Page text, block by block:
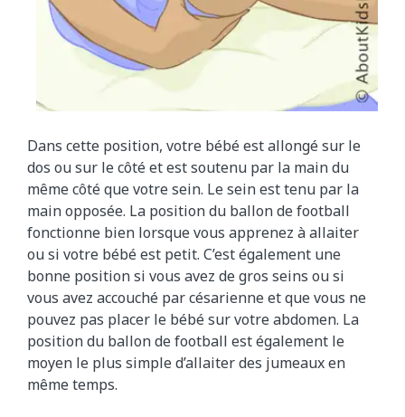
Dans cette position, votre bébé est allongé sur le
dos ou sur le côté et est soutenu par la main du
même côté que votre sein. Le sein est tenu par la
main opposée. La position du ballon de football
fonctionne bien lorsque vous apprenez à allaiter
ou si votre bébé est petit. C’est également une
bonne position si vous avez de gros seins ou si
vous avez accouché par césarienne et que vous ne
pouvez pas placer le bébé sur votre abdomen. La
position du ballon de football est également le
moyen le plus simple d’allaiter des jumeaux en
même temps.